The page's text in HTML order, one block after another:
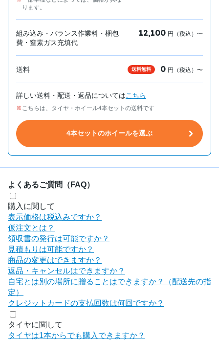
ります。
組み込み・バランス作業料・梱包
費・窒素ガス充填代
12,100 円（税込）〜
送料 送料無料 0 円（税込）〜
詳しい送料・配送・返品についてはこちら
こちらは、タイヤ・ホイール4本セットの送料です
4本セットのホイールを選ぶ
よくあるご質問（FAQ）
購入に関して
表示価格は税込みですか？
仮注文とは？
領収書の発行は可能ですか？
見積もりは可能ですか？
商品の変更はできますか？
返品・キャンセルはできますか？
自宅とは別の場所に贈ることはできますか？（配送先の指
定）
クレジットカードの支払回数は何回ですか？
タイヤに関して
タイヤは1本からでも購入できますか？